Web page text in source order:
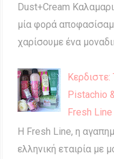
Dust+Cream
μία φορά
χαρίσουμε ένα
Κερδιστε:
Pistachio
Fresh Line
Η Fresh Line, η
ελληνική εταιρία με